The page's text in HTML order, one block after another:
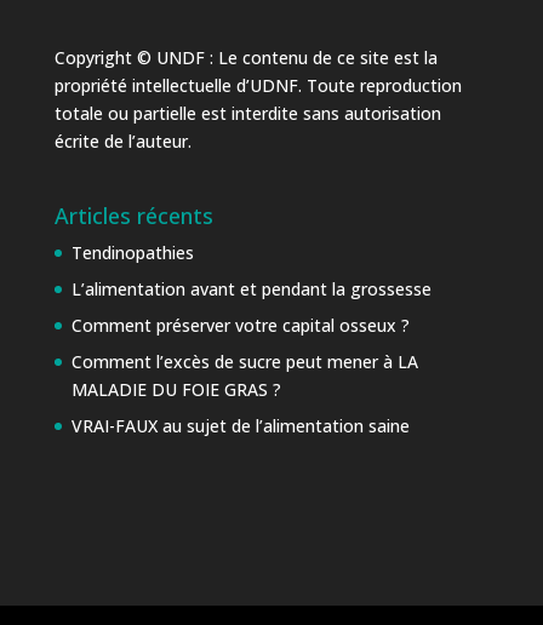
Copyright © UNDF : Le contenu de ce site est la
propriété intellectuelle d’UDNF. Toute reproduction
totale ou partielle est interdite sans autorisation
écrite de l’auteur.
Articles récents
Tendinopathies
L’alimentation avant et pendant la grossesse
Comment préserver votre capital osseux ?
Comment l’excès de sucre peut mener à LA
MALADIE DU FOIE GRAS ?
VRAI-FAUX au sujet de l’alimentation saine